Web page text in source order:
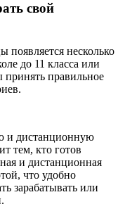
свой
появляется несколько
до 11 класса или
правильное
и дистанционную
тем, кто готов
и дистанционная
что удобно
зарабатывать или